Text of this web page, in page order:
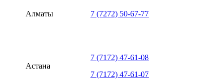
Алматы 7 (7272) 50-67-77
Астана
7 (7172) 47-61-08
7 (7172) 47-61-07